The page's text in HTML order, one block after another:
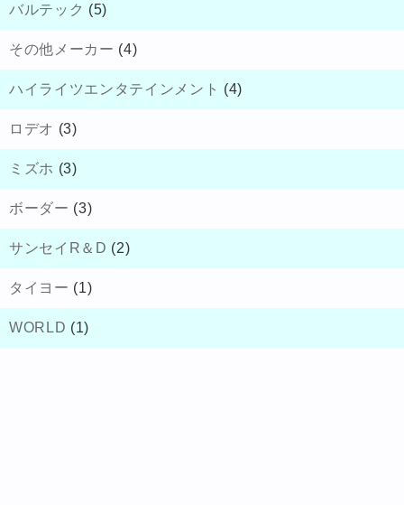
バルテック (5)
その他メーカー (4)
ハイライツエンタテインメント (4)
ロデオ (3)
ミズホ (3)
ボーダー (3)
サンセイR＆D (2)
タイヨー (1)
WORLD (1)